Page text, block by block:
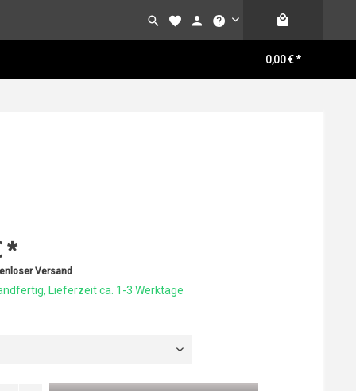
0,00 € *
*
Versand
Lieferzeit ca. 1-3 Werktage